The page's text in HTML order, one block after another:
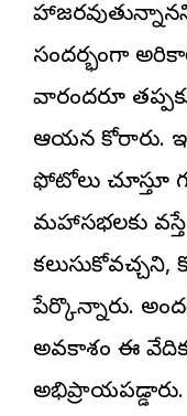
సందర్భంగా
వారందరూ
ఆయన కోరారు.
ఫోటోలు చూస్తూ
మహాసభలకు
పేర్కొన్నారు.
అవకాశం ఈ
అభిప్రాయపడ్డారు.